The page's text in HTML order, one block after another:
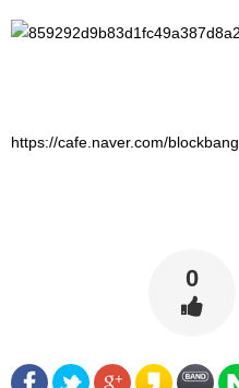
https://cafe.naver.com/blockbang
0